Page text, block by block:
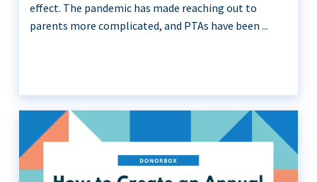
effect. The pandemic has made reaching out to
parents more complicated, and PTAs have been ...